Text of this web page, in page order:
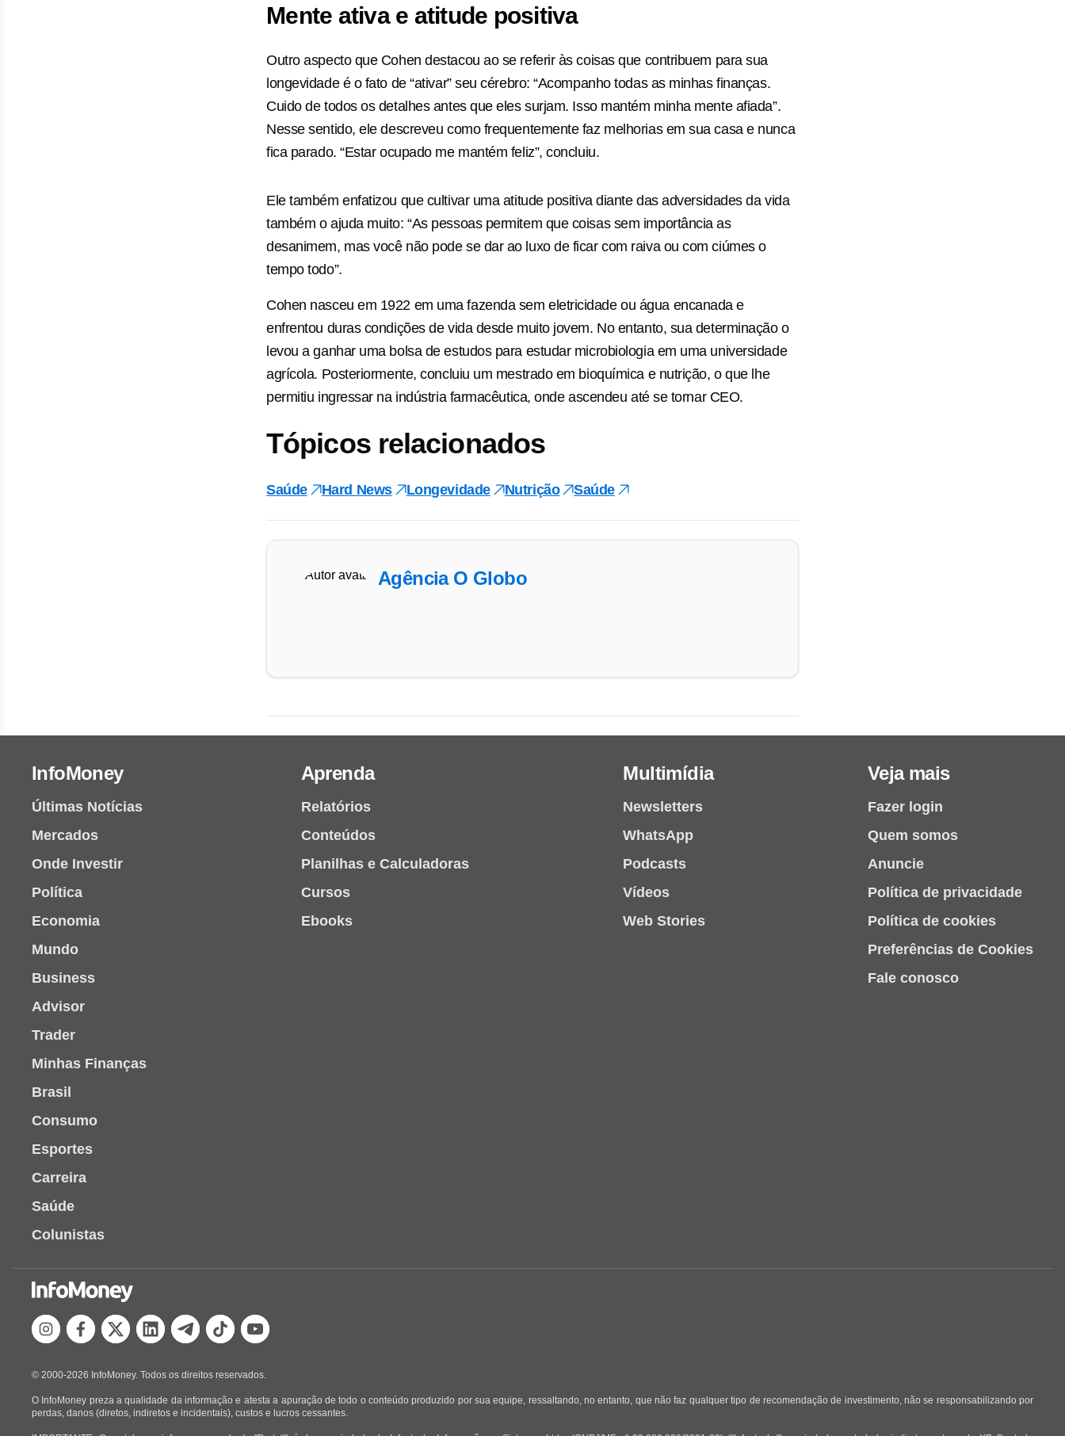
Mente ativa e atitude positiva
Outro aspecto que Cohen destacou ao se referir às coisas que contribuem para sua
longevidade é o fato de “ativar” seu cérebro: “Acompanho todas as minhas finanças.
Cuido de todos os detalhes antes que eles surjam. Isso mantém minha mente afiada”.
Nesse sentido, ele descreveu como frequentemente faz melhorias em sua casa e nunca
fica parado. “Estar ocupado me mantém feliz”, concluiu.
Ele também enfatizou que cultivar uma atitude positiva diante das adversidades da vida
também o ajuda muito: “As pessoas permitem que coisas sem importância as
desanimem, mas você não pode se dar ao luxo de ficar com raiva ou com ciúmes o
tempo todo”.
Cohen nasceu em 1922 em uma fazenda sem eletricidade ou água encanada e
enfrentou duras condições de vida desde muito jovem. No entanto, sua determinação o
levou a ganhar uma bolsa de estudos para estudar microbiologia em uma universidade
agrícola. Posteriormente, concluiu um mestrado em bioquímica e nutrição, o que lhe
permitiu ingressar na indústria farmacêutica, onde ascendeu até se tornar CEO.
Tópicos relacionados
Saúde Hard News Longevidade Nutrição Saúde
Agência O Globo
InfoMoney
Últimas Notícias
Mercados
Onde Investir
Política
Economia
Mundo
Business
Advisor
Trader
Minhas Finanças
Brasil
Consumo
Esportes
Carreira
Saúde
Colunistas
Aprenda
Relatórios
Conteúdos
Planilhas e Calculadoras
Cursos
Ebooks
Multimídia
Newsletters
WhatsApp
Podcasts
Vídeos
Web Stories
Veja mais
Fazer login
Quem somos
Anuncie
Política de privacidade
Política de cookies
Preferências de Cookies
Fale conosco
© 2000-2026 InfoMoney. Todos os direitos reservados.
O InfoMoney preza a qualidade da informação e atesta a apuração de todo o conteúdo produzido por sua equipe, ressaltando, no entanto, que não faz qualquer tipo de recomendação de investimento, não se responsabilizando por
perdas, danos (diretos, indiretos e incidentais), custos e lucros cessantes.